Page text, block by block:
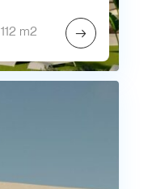
112 m2 →